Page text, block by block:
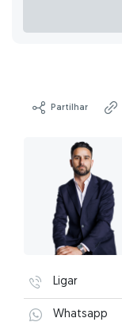
Partilhar
Ligar
Whatsapp